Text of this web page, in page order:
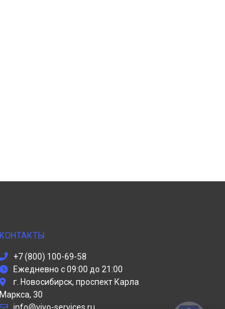
КОНТАКТЫ
+7 (800) 100-69-58
Ежедневно с 09:00 до 21:00
г. Новосибирск, проспект Карла
Маркса, 30